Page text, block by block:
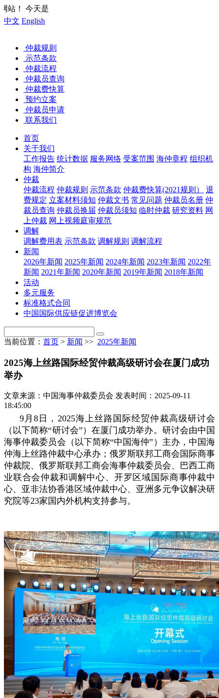
中文 English
仲裁规则
示范条款
仲裁流程
仲裁员查询
仲裁费快算
预约立案
仲裁员申请
联系我们
首页
关于我们
工作报告 统计数据 服务网络 受案范围 海仲章程 组织机
构 海仲简介
仲裁
仲裁流程 仲裁规则 示范条款 仲裁费快算(2021规则）
退
费规定 立案材料须知 仲裁文书 常见问题 仲裁员名册 仲
裁员查询 仲裁员换届 仲裁员须知 临时仲裁 研究资料 网
上仲裁 网上视频庭审规范
调解
调解费用表 示范条款 调解规则 调解流程
新闻
2026年新闻 2025年新闻 2024年新闻 2023年新闻 2022年
新闻 2021年新闻 2020年新闻 2019年新闻 2018年新闻
活动
多元服务
标准格式合同
中国国际供应链促进博览会
当前位置： 首页 > 新闻 >> 2025年新闻
2025海上丝路国际经贸仲裁高级研讨会在厦门成功
举办
文章来源：中国海事仲裁委员会 发表时间：2025-09-11
18:45:00
9月8日，2025海上丝路国际经贸仲裁高级研讨会
（以下简称“研讨会”）在厦门成功举办。研讨会由中国
海事仲裁委员会（以下简称“中国海仲”）主办，中国海
仲海上丝路仲裁中心承办；俄罗斯联邦工商会国际商事
仲裁院、俄罗斯联邦工商会海事仲裁委员会、巴西工商
业联合会仲裁和调解中心、开罗区域国际商事仲裁中
心、亚非法协香港区域仲裁中心、亚洲多元争议解决研
究院等23家国内外机构支持参与。